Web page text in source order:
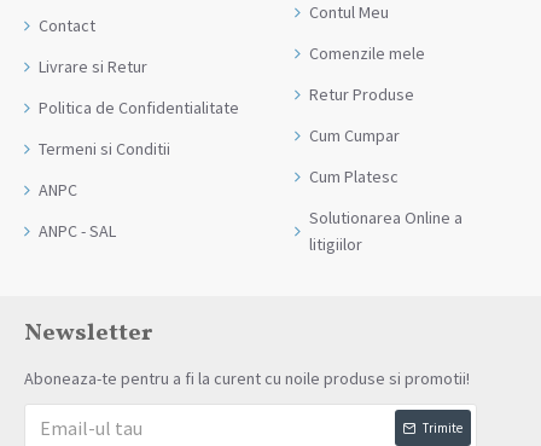
Contact
Livrare si Retur
Politica de Confidentialitate
Termeni si Conditii
ANPC
ANPC - SAL
Contul Meu
Comenzile mele
Retur Produse
Cum Cumpar
Cum Platesc
Solutionarea Online a
litigiilor
Newsletter
Aboneaza-te pentru a fi la curent cu noile produse si promotii!
Trimite